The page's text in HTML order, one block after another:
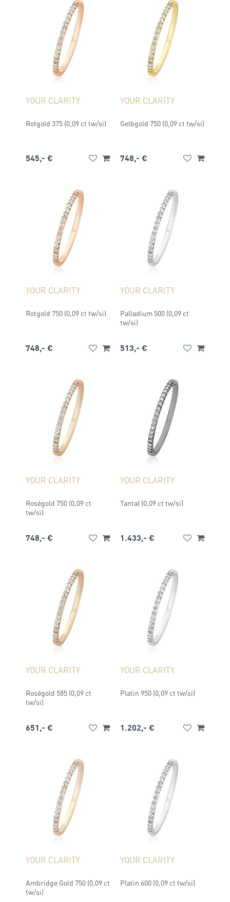
YOUR CLARITY
Rotgold 375 (0,09 ct tw/si)
545,- €
YOUR CLARITY
Gelbgold 750 (0,09 ct tw/si)
748,- €
YOUR CLARITY
Rotgold 750 (0,09 ct tw/si)
748,- €
YOUR CLARITY
Palladium 500 (0,09 ct
tw/si)
513,- €
YOUR CLARITY
Roségold 750 (0,09 ct
tw/si)
748,- €
YOUR CLARITY
Tantal (0,09 ct tw/si)
1.433,- €
YOUR CLARITY
Roségold 585 (0,09 ct
tw/si)
651,- €
YOUR CLARITY
Platin 950 (0,09 ct tw/si)
1.202,- €
YOUR CLARITY
Ambridge Gold 750 (0,09 ct
tw/si)
YOUR CLARITY
Platin 600 (0,09 ct tw/si)